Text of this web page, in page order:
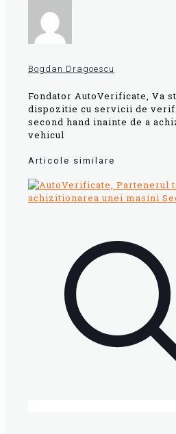
Bogdan Dragoescu
Fondator AutoVerificate, Va
dispozitie cu servicii de
second hand inainte de a
vehicul
Articole similare